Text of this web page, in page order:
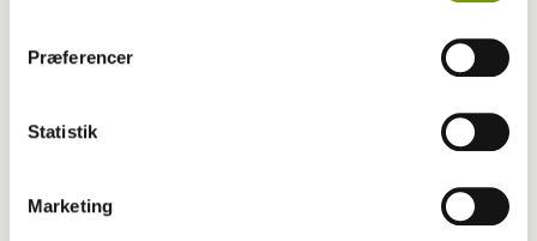
Præferencer
Statistik
Marketing
LÆS OGSÅ